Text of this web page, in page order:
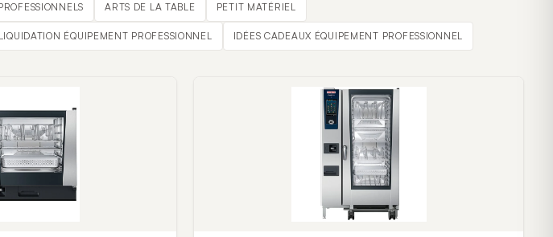
ARTS DE LA TABLE PETIT MATÉRIEL
LIQUIDATION ÉQUIPEMENT PROFESSIONNEL IDÉES CADEAUX ÉQUIPEMENT PROFESSIONNEL